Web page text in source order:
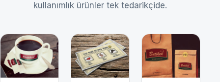
kullanımlık ürünler tek tedarikçide.